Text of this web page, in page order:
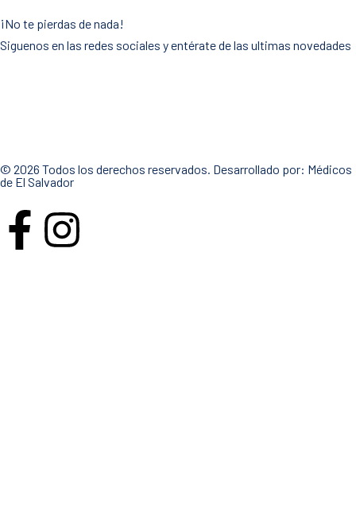
¡No te pierdas de nada!
Siguenos en las redes sociales y entérate de las ultimas novedades
© 2026 Todos los derechos reservados. Desarrollado por: Médicos
de El Salvador